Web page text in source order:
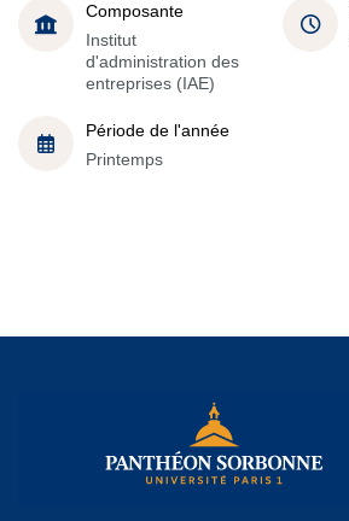
Composante
Institut
d'administration des
entreprises (IAE)
Période de l'année
Printemps